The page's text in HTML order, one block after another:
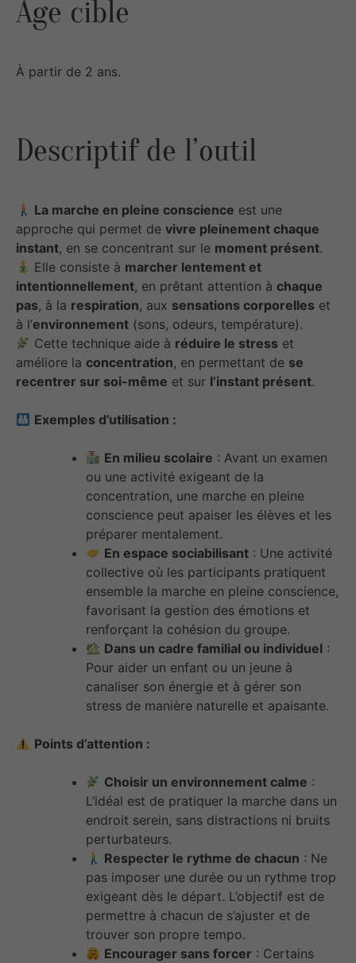
Âge cible
À partir de 2 ans.
Descriptif de l’outil
La marche en pleine conscience est une
approche qui permet de vivre pleinement chaque
instant, en se concentrant sur le moment présent.
Elle consiste à marcher lentement et
intentionnellement, en prêtant attention à chaque
pas, à la respiration, aux sensations corporelles et
à l’environnement (sons, odeurs, température).
Cette technique aide à réduire le stress et
améliore la concentration, en permettant de se
recentrer sur soi-même et sur l’instant présent.
Exemples d’utilisation :
En milieu scolaire : Avant un examen
ou une activité exigeant de la
concentration, une marche en pleine
conscience peut apaiser les élèves et les
préparer mentalement.
En espace sociabilisant : Une activité
collective où les participants pratiquent
ensemble la marche en pleine conscience,
favorisant la gestion des émotions et
renforçant la cohésion du groupe.
Dans un cadre familial ou individuel :
Pour aider un enfant ou un jeune à
canaliser son énergie et à gérer son
stress de manière naturelle et apaisante.
Points d’attention :
Choisir un environnement calme :
L’idéal est de pratiquer la marche dans un
endroit serein, sans distractions ni bruits
perturbateurs.
Respecter le rythme de chacun : Ne
pas imposer une durée ou un rythme trop
exigeant dès le départ. L’objectif est de
permettre à chacun de s’ajuster et de
trouver son propre tempo.
Encourager sans forcer : Certains